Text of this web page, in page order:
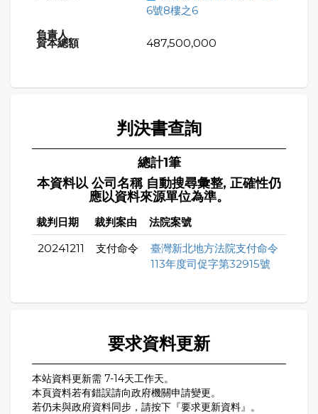
6號8樓之6
487,500,000
判決書查詢
總計1筆
本資料以 公司名稱 自動搜尋彙整, 正確性仍
應以資料來源單位為準。
裁判日期 裁判案由 法院案號
20241211 支付命令
臺灣新北地方法院支付命令
113年度司促字第32915號
要求資料更新
本站資料更新需 7-14天工作天。
本頁資料若有錯誤請向政府機關申請變更。
若仍未與政府資料同步，請按下『要求更新資料』。